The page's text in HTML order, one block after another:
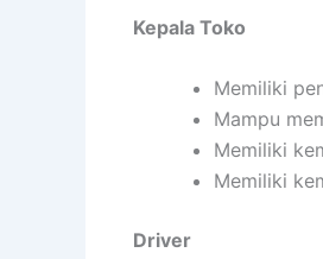
Kepala Toko
Memiliki
Mampu
Memiliki
Memiliki
Driver